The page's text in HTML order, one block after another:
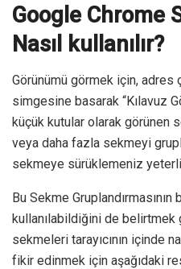
Google Chrome
Nasıl kullanılır?
Görünümü görmek için, adres
simgesine basarak “Kılavuz
küçük kutular olarak görünen
veya daha fazla sekmeyi
sekmeye sürüklemeniz
Bu Sekme
kullanılabildiğini de belirtmek
sekmeleri tarayıcının içinde
fikir edinmek için aşağıdaki